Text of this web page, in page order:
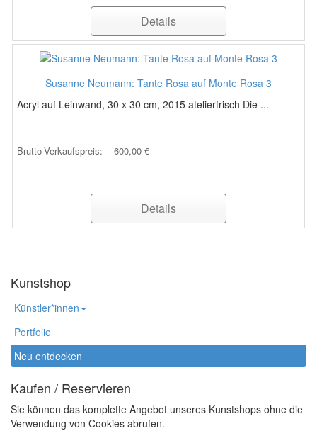
Details
Susanne Neumann: Tante Rosa auf Monte Rosa 3
Acryl auf Leinwand, 30 x 30 cm, 2015 atelierfrisch Die ...
Brutto-Verkaufspreis: 600,00 €
Details
Kunstshop
Künstler*innen
Portfolio
Neu entdecken
Kaufen / Reservieren
Sie können das komplette Angebot unseres Kunstshops ohne die
Verwendung von Cookies abrufen.